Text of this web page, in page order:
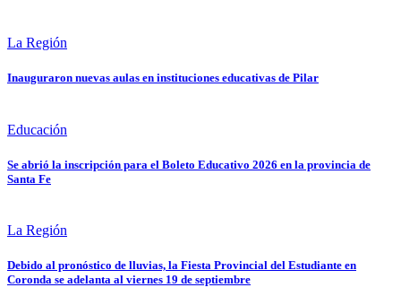
La Región
Inauguraron nuevas aulas en instituciones educativas de Pilar
Educación
Se abrió la inscripción para el Boleto Educativo 2026 en la provincia de
Santa Fe
La Región
Debido al pronóstico de lluvias, la Fiesta Provincial del Estudiante en
Coronda se adelanta al viernes 19 de septiembre